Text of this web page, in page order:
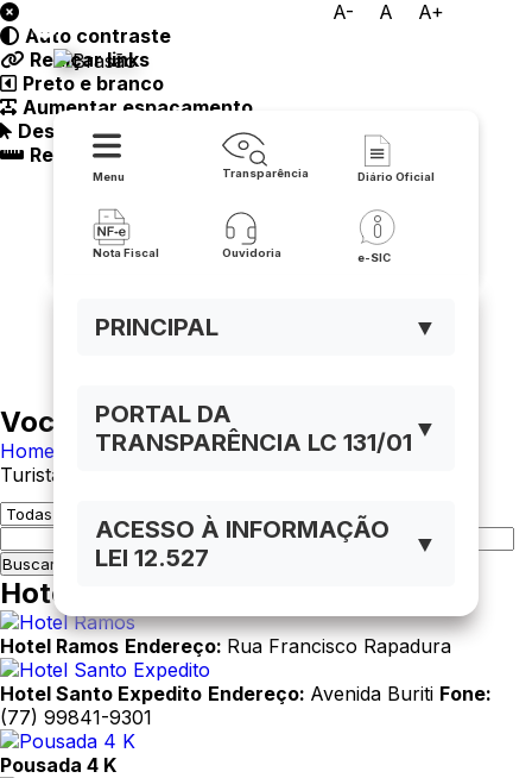
A- A A+
Menu Transparência Diário Oficial
Nota Fiscal Ouvidoria e-SIC
PRINCIPAL ▼
PORTAL DA
TRANSPARÊNCIA LC 131/01 ▼
ACESSO À INFORMAÇÃO
LEI 12.527
▼
Auto contraste
Realçar links
Preto e branco
Aumentar espaçamento
Destacando cursor
Regua guia
Você está navegando em:
Home
Turistas
Hotéis
Hotel Ramos Endereço: Rua Francisco Rapadura
Hotel Santo Expedito Endereço: Avenida Buriti Fone:
(77) 99841-9301
Pousada 4 K